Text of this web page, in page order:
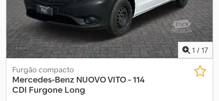
1 / 17
Furgão compacto
Mercedes-Benz NUOVO VITO - 114
CDI Furgone Long